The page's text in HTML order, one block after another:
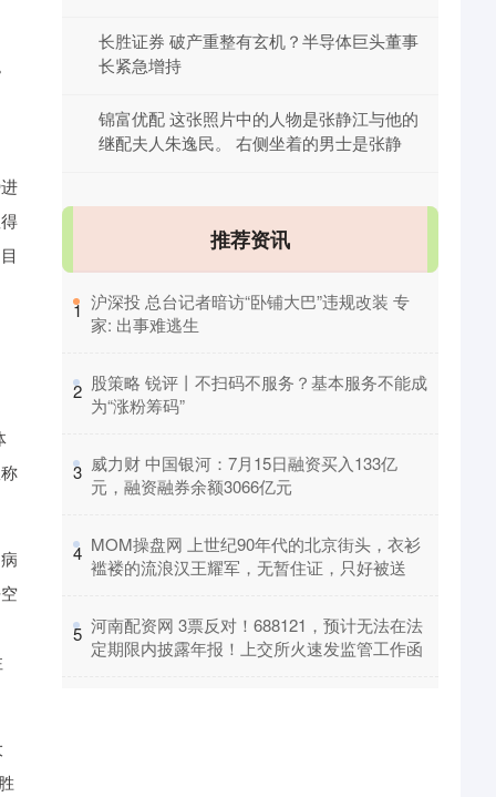
长胜证券 破产重整有玄机？半导体巨头董事
长紧急增持
锦富优配 这张照片中的人物是张静江与他的
继配夫人朱逸民。 右侧坐着的男士是张静
推荐资讯
1 ​沪深投 总台记者暗访“卧铺大巴”违规改装 专
家: 出事难逃生
2 ​股策略 锐评丨不扫码不服务？基本服务不能成
为“涨粉筹码”
3 ​威力财 中国银河：7月15日融资买入133亿
元，融资融券余额3066亿元
4 ​MOM操盘网 上世纪90年代的北京街头，衣衫
褴褛的流浪汉王耀军，无暂住证，只好被送
5 ​河南配资网 3票反对！688121，预计无法在法
定期限内披露年报！上交所火速发监管工作函